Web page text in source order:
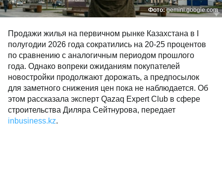
Фото:gemini.google.com
Продажи жилья на первичном рынке Казахстана в I
полугодии 2026 года сократились на 20-25 процентов
по сравнению с аналогичным периодом прошлого
года. Однако вопреки ожиданиям покупателей
новостройки продолжают дорожать, а предпосылок
для заметного снижения цен пока не наблюдается. Об
этом рассказала эксперт Qazaq Expert Club в сфере
строительства Диляра Сейтнурова, передает
inbusiness.kz.